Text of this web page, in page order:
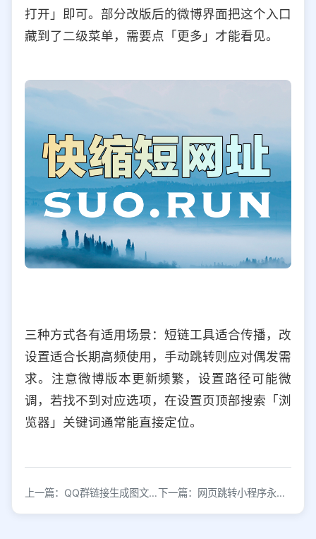
打开」即可。部分改版后的微博界面把这个入口
藏到了二级菜单，需要点「更多」才能看见。
三种方式各有适用场景：短链工具适合传播，改
设置适合长期高频使用，手动跳转则应对偶发需
求。注意微博版本更新频繁，设置路径可能微
调，若找不到对应选项，在设置页顶部搜索「浏
览器」关键词通常能直接定位。
上一篇：QQ群链接生成图文教程：快速制作分享卡片 下一篇：网页跳转小程序永久链接生成方法与配置教程